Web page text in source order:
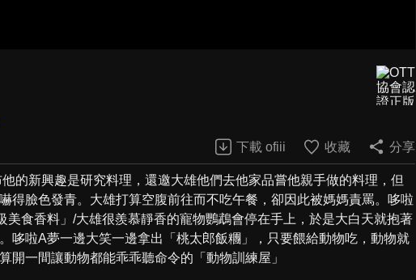
下載 ofiii 收藏 分享
的新興趣是研究料理，還邀大雄他們去他家品嘗他親手做的料理，但
得臉色發青。大雄打算空腹前往而不吃午餐，卻因此被媽媽責罵。哆啦
食香料」/大雄很羨慕靜香的寵物鸚鵡會停在手上，於是大白天就抱著
哆啦A夢一邊大笑一邊拿出「桃太郎飯糰」，只要餵給動物吃，動物就
開一間讓動物都能乖乖聽命令的「動物訓練屋」